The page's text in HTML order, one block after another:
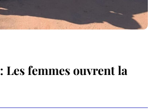
Les femmes ouvrent la